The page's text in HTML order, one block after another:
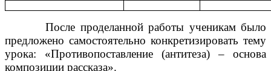
После проделанной работы ученикам было
предложено самостоятельно конкретизировать тему
урока: «Противопоставление (антитеза) – основа
композиции рассказа».